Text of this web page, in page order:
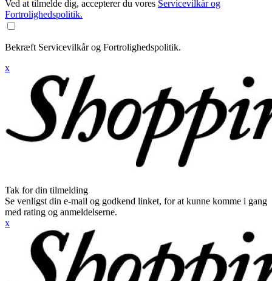
Ved at tilmelde dig, accepterer du vores Servicevilkår og
Fortrolighedspolitik.
Bekræft Servicevilkår og Fortrolighedspolitik.
x
Tak for din tilmelding
Se venligst din e-mail og godkend linket, for at kunne komme i gang
med rating og anmeldelserne.
x